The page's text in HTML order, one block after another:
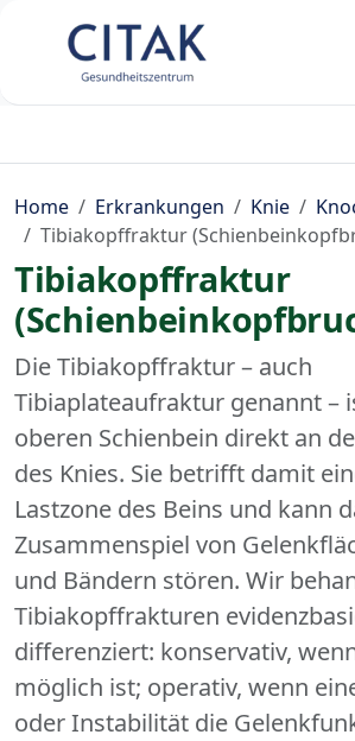
Home Erkrankungen Knie
Tibiakopffraktur
Tibiakopffraktur
Die Tibiakopffraktur – auch
Tibiaplateaufraktur genannt –
oberen Schienbein direkt an
des Knies. Sie betrifft damit
Lastzone des Beins und kann
Zusammenspiel von
und Bändern stören. Wir
Tibiakopffrakturen
differenziert: konservativ,
möglich ist; operativ, wenn
oder Instabilität die